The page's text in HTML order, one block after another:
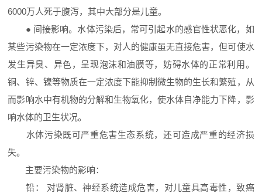
6000万人死于腹泻，其中大部分是儿童。
● 间接影响。水体污染后，常可引起水的感官性状恶化，如
某些污染物在一定浓度下，对人的健康虽无直接危害，但可使水
发生异臭、异色，呈现泡沫和油膜等，妨碍水体的正常利用。
铜、锌、镍等物质在一定浓度下能抑制微生物的生长和繁殖，从
而影响水中有机物的分解和生物氧化，使水体自净能力下降，影
响水体的卫生状况。
水体污染既可严重危害生态系统，还可造成严重的经济损
失。
主要污染物的影响：
铅： 对肾脏、神经系统造成危害，对儿童具高毒性，致癌